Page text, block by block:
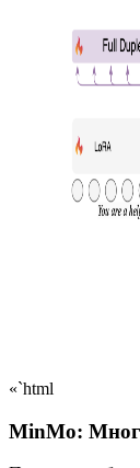
«`html
MinMo: